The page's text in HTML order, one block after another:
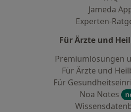
Jameda
Experten-
Für Ärzte und
Premiumlösungen
Für Ärzte und
Für
Noa Notes